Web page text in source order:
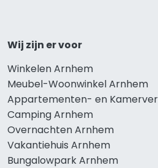
Wij zijn er voor
Winkelen Arnhem
Meubel-Woonwinkel Arnhem
Appartementen- en
Camping Arnhem
Overnachten Arnhem
Vakantiehuis Arnhem
Bungalowpark Arnhem